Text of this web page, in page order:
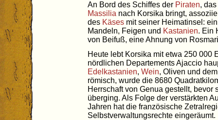
An Bord des Schiffes der Piraten, das
Massilia nach Korsika bringt,
des Käses mit seiner Heimatinsel:
Mandeln, Feigen und Kastanien. Ein
von Beifuß, eine Ahnung von
Heute lebt Korsika mit etwa 250 000
nördlichen Departements Ajaccio
Edelkastanien, Wein, Oliven und
römisch, wurde die 8680
Herrschaft von Genua gestellt,
überging. Als Folge der verstärkten
Jahren hat die französische
Selbstverwaltungsrechte eingeräumt.